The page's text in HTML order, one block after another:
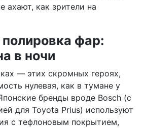
ахают, как зрители на
фар:
в ночи
— этих скромных героях,
нулевая, как в тумане у
бренды вроде Bosch (с
для Toyota Prius) используют
с тефлоновым покрытием,